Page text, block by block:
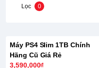
Lọc 0
Máy PS4 Slim 1TB Chính
Hãng Cũ Giá Rẻ
3,590,000₫